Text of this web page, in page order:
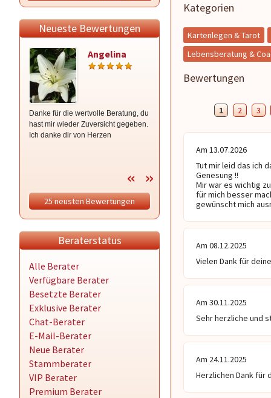
Neueste Bewertungen
Angelina
Danke für die wertvolle Beratung, du
hast mir wieder Zuversicht gegeben.
Ich danke dir von Herzen
Medium
am Sonntag hatte ich ein
Montag kam dann von R die
Reaktion, die negativ gewesen ist
hattest mich eigentlich bestätigt und
dann das. Ich werde vorsichtiger. Lt.
deiner Aussage wollen auch meine
Ahnen, dass es mir besser geht. Es
tut mir leid, aber davon habe ich
bisher nichts gemerkt.
25 neusten Bewertungen
Beraterstatus
Alle Berater
Verfügbare Berater
Besetzte Berater
Exklusive Berater
Chat-Berater
E-Mail-Berater
Neue Berater
Stammberater
VIP Berater
Premium Berater
Kategorien
Kartenlegen & Tarot
Lebensberatung &
Bewertungen
1 2 3
Am 13.07.2026
Tut mir leid das ich
Genesung !!
Mir war es wichtig
für mich besser
gewünscht mich
Am 08.12.2025
Vielen Dank für
Am 30.11.2025
Sehr herzliche und
Am 24.11.2025
Herzlichen Dank für